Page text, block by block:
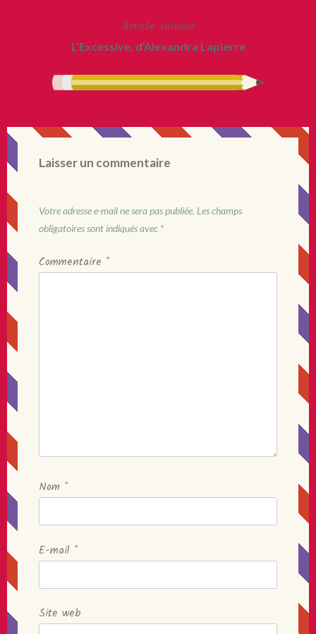
Article suivant
L’Excessive, d’Alexandra Lapierre
Laisser un commentaire
Votre adresse e-mail ne sera pas publiée. Les champs
obligatoires sont indiqués avec *
Commentaire *
Nom *
E-mail *
Site web